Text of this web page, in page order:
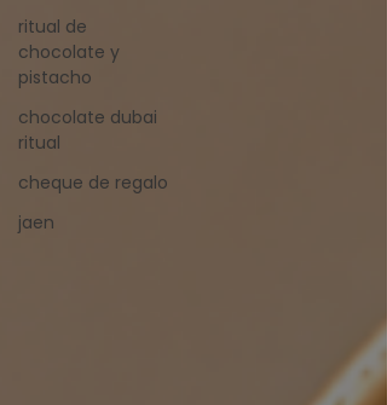
ritual de
chocolate y
pistacho
chocolate dubai
ritual
cheque de regalo
jaen